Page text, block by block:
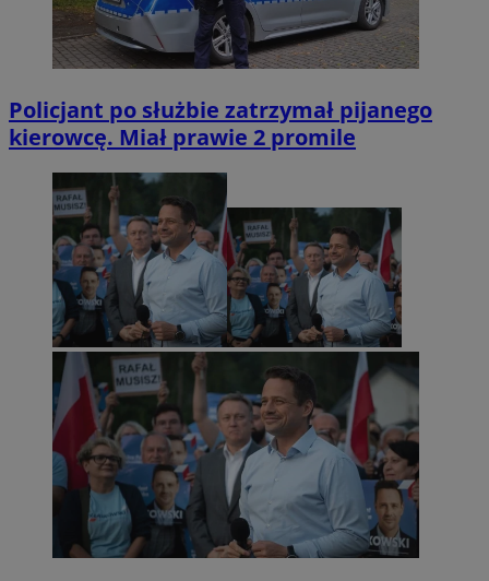
Policjant po służbie zatrzymał pijanego
kierowcę. Miał prawie 2 promile